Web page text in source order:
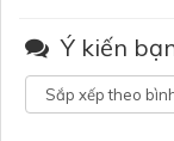
Ý kiến